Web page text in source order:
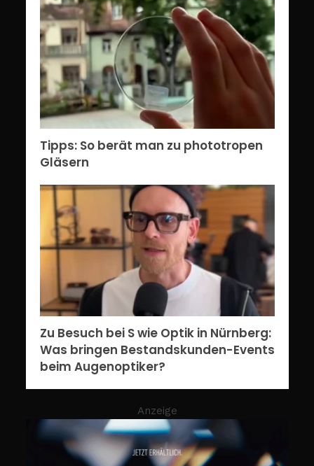
Tipps: So berät man zu phototropen
Gläsern
Zu Besuch bei S wie Optik in Nürnberg:
Was bringen Bestandskunden-Events
beim Augenoptiker?
Anzeige